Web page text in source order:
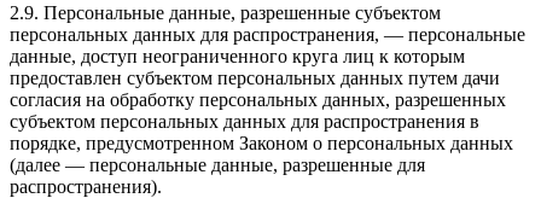
2.9. Персональные данные, разрешенные субъектом
персональных данных для распространения, — персональные
данные, доступ неограниченного круга лиц к которым
предоставлен субъектом персональных данных путем дачи
согласия на обработку персональных данных, разрешенных
субъектом персональных данных для распространения в
порядке, предусмотренном Законом о персональных данных
(далее — персональные данные, разрешенные для
распространения).